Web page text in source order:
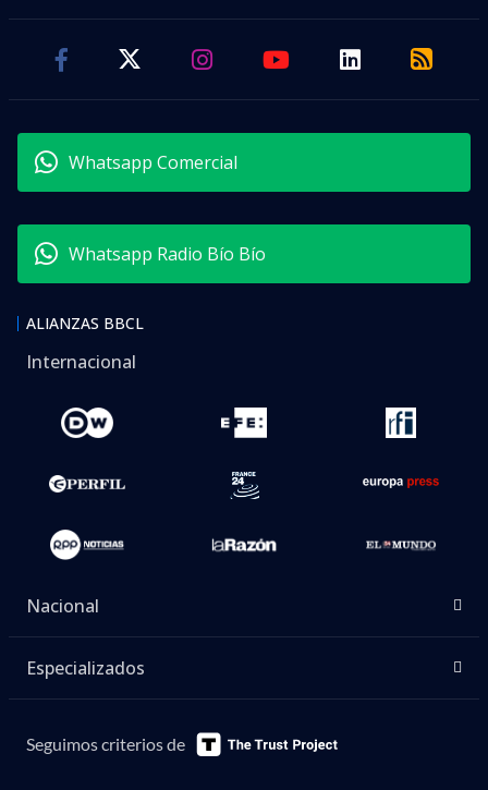
Whatsapp Comercial
Whatsapp Radio Bío Bío
ALIANZAS BBCL
Internacional
Nacional
Especializados
Seguimos criterios de